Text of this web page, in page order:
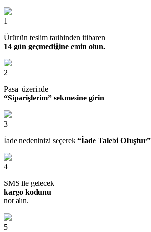
1
Ürünün teslim tarihinden itibaren
14 gün geçmediğine emin olun.
2
Pasaj üzerinde
“Siparişlerim” sekmesine girin
3
İade nedeninizi seçerek “İade Talebi OIuştur”
4
SMS ile gelecek
kargo kodunu
not alın.
5